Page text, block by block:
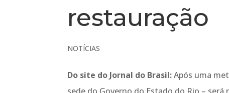
restauração
NOTÍCIAS
Do site do Jornal do Brasil:Após uma